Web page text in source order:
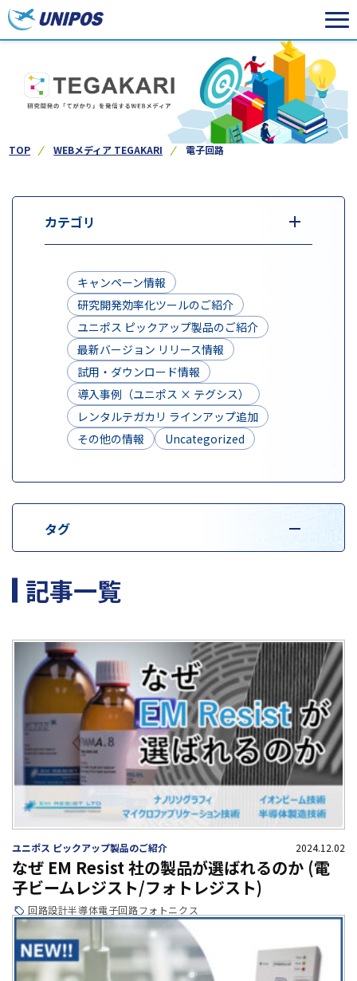
TOP WEBメディア TEGAKARI 電子回路
カテゴリ
キャンペーン情報
研究開発効率化ツールのご紹介
ユニポス ピックアップ製品のご紹介
最新バージョン リリース情報
試用・ダウンロード情報
導入事例（ユニポス × テグシス）
レンタルテガカリ ラインアップ追加
その他の情報
Uncategorized
タグ
記事一覧
ユニポス ピックアップ製品のご紹介 2024.12.02
なぜ EM Resist 社の製品が選ばれるのか (電
子ビームレジスト/フォトレジスト)
回路設計半導体電子回路フォトニクス